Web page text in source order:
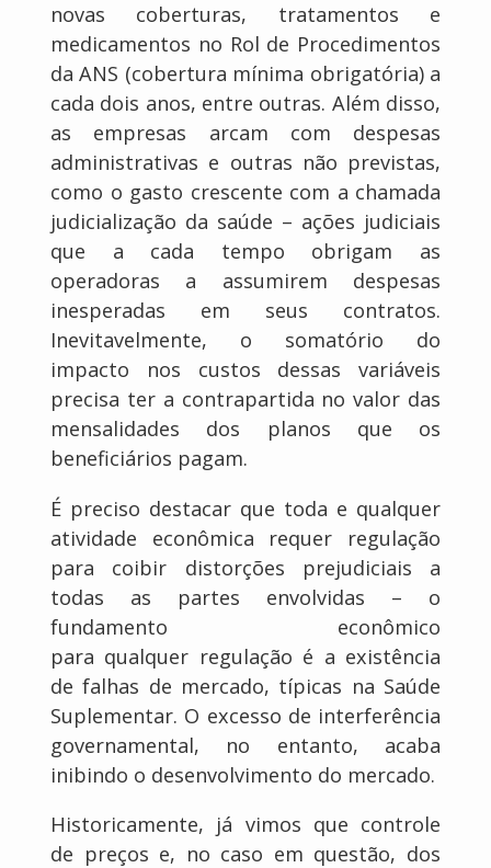
novas coberturas, tratamentos e
medicamentos no Rol de Procedimentos
da ANS (cobertura mínima obrigatória) a
cada dois anos, entre outras. Além disso,
as empresas arcam com despesas
administrativas e outras não previstas,
como o gasto crescente com a chamada
judicialização da saúde – ações judiciais
que a cada tempo obrigam as
operadoras a assumirem despesas
inesperadas em seus contratos.
Inevitavelmente, o somatório do
impacto nos custos dessas variáveis
precisa ter a contrapartida no valor das
mensalidades dos planos que os
beneficiários pagam.
É preciso destacar que toda e qualquer
atividade econômica requer regulação
para coibir distorções prejudiciais a
todas as partes envolvidas – o
fundamento econômico
para qualquer regulação é a existência
de falhas de mercado, típicas na Saúde
Suplementar. O excesso de interferência
governamental, no entanto, acaba
inibindo o desenvolvimento do mercado.
Historicamente, já vimos que controle
de preços e, no caso em questão, dos